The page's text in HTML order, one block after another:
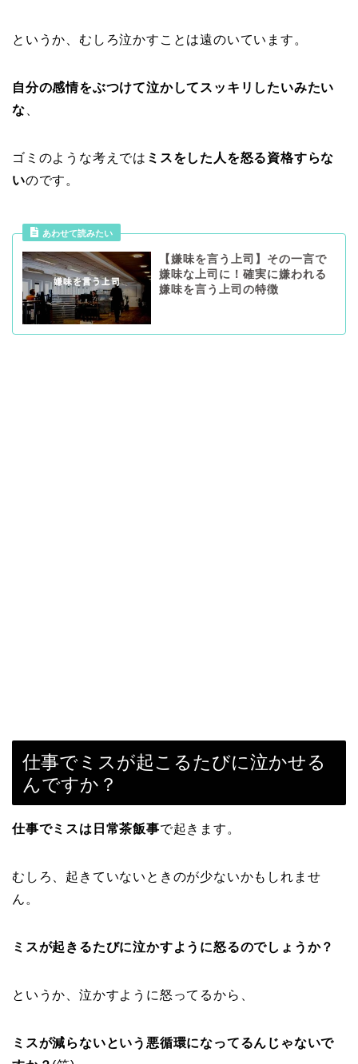
というか、むしろ泣かすことは遠のいています。
自分の感情をぶつけて泣かしてスッキリしたいみたい
な
ゴミのような考えでは ミスをした人を怒る資格すらな
いのです。
あわせて読みたい
【嫌味を言う上司】その一言で
嫌味な上司に！確実に嫌われる
嫌味を言う上司の特徴
仕事でミスが起こるたびに泣かせる
んですか？
仕事でミスは日常茶飯事で起きます。
むしろ、起きていないときのが少ないかもしれませ
ん。
ミスが起きるたびに泣かすように怒るのでしょうか？
というか、泣かすように怒ってるから、
ミスが減らないという悪循環になってるんじゃないで